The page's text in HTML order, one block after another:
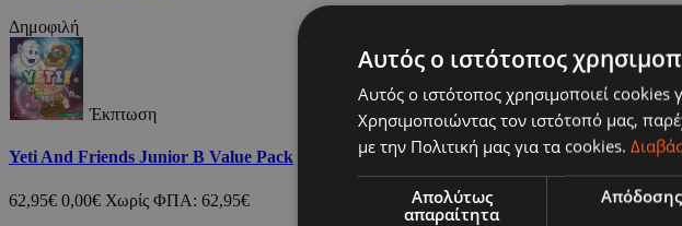
Δημοφιλή
Έκπτωση
Yeti And Friends Junior B Value Pack
62,95€ 0,00€ Χωρίς ΦΠΑ: 62,95€
Αυτός ο ιστότοπος
Αυτός ο ιστότοπος χρησιμοποιεί cookies
Χρησιμοποιώντας τον ιστότοπό μας,
με την Πολιτική μας για τα cookies.
Απολύτως
απαραίτητα
Απόδοσης